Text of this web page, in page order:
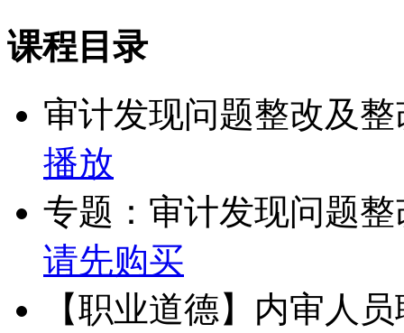
课程目录
审计发现问题整改及
播放
专题：审计发现问题
请先购买
【职业道德】内审人